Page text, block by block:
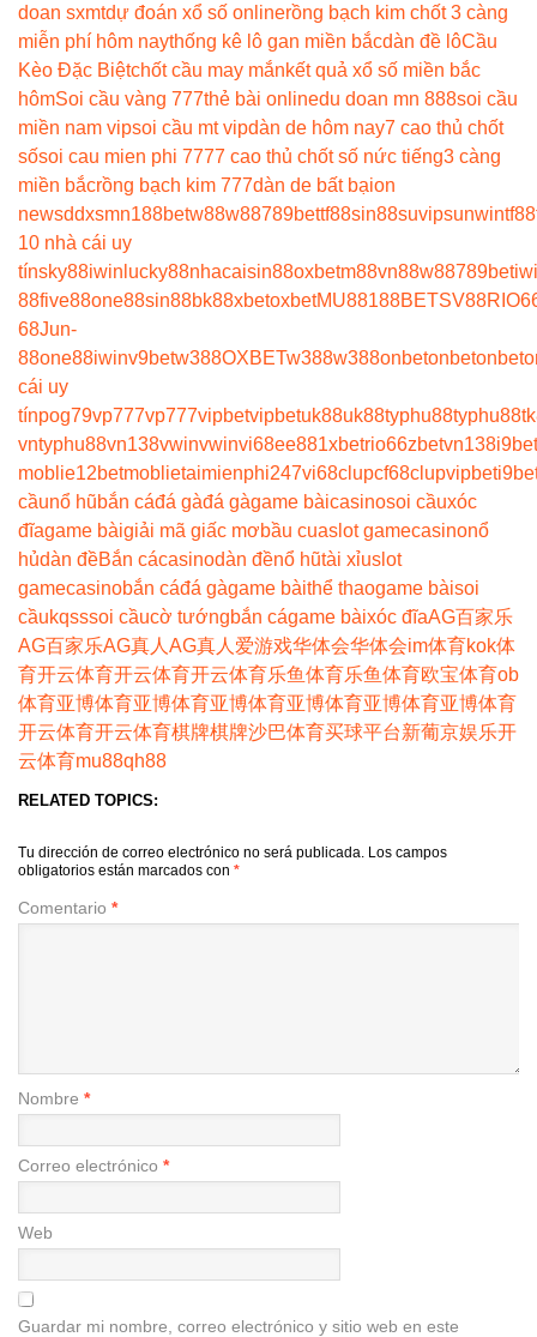
doan sxmtdự đoán xổ số onlinerồng bạch kim chốt 3 càng
miễn phí hôm naythống kê lô gan miền bắcdàn đề lôCầu
Kèo Đặc Biệtchốt cầu may mắnkết quả xổ số miền bắc
hômSoi cầu vàng 777thẻ bài onlinedu doan mn 888soi cầu
miền nam vipsoi cầu mt vipdàn de hôm nay7 cao thủ chốt
sốsoi cau mien phi 7777 cao thủ chốt số nức tiếng3 càng
miền bắcrồng bạch kim 777dàn de bất bạion
newsddxsmn188betw88w88789bettf88sin88suvipsunwintf88
10 nhà cái uy
tínsky88iwin lucky88nhacaisin88oxbetm88vn88w88789bet
88five88one88sin88bk88xbetoxbetMU88188BETSV88
68Jun-
88one88iwinv9betw388OXBETw388w388onbetonbetonbet
cái uy
tínpog79vp777vp777vipbetvipbetuk88uk88typhu88typhu88
vntyphu88vn138vwinvwinvi68ee881xbetrio66zbetvn138
moblie12betmoblietaimienphi247vi68clupcf68clupvipbet
cầunổ hũbắn cáđá gàđá gàgame bàicasinosoi cầuxóc
đĩagame bàigiải mã giấc mơbầu cuaslot gamecasinonổ
hủdàn đềBắn cácasinodàn đềnổ hũtài xỉuslot
gamecasinobắn cáđá gàgame bàithể thaogame bàisoi
cầukqsssoi cầucờ tướngbắn cágame bàixóc đĩaAG百家乐
AG百家乐AG真人 AG真人 爱游戏华体会华体会im体育kok体
育开云体育开云体育开云体育乐鱼体育乐鱼体育欧宝体育ob
体育亚博体育亚博体育亚博体育亚博体育亚博体育亚博体育
开云体育开云体育棋牌棋牌沙巴体育买球平台新葡京娱乐开
云体育mu88qh88
RELATED TOPICS:
Tu dirección de correo electrónico no será publicada. Los campos
obligatorios están marcados con *
Comentario *
Nombre *
Correo electrónico *
Web
Guardar mi nombre, correo electrónico y sitio web en este